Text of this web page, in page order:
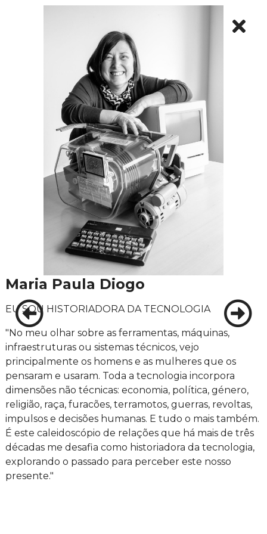
Maria Paula Diogo
EU SOU HISTORIADORA DA TECNOLOGIA
"No meu olhar sobre as ferramentas, máquinas,
infraestruturas ou sistemas técnicos, vejo
principalmente os homens e as mulheres que os
pensaram e usaram. Toda a tecnologia incorpora
dimensões não técnicas: economia, política, género,
religião, raça, furacões, terramotos, guerras, revoltas,
impulsos e decisões humanas. E tudo o mais também.
É este caleidoscópio de relações que há mais de três
décadas me desafia como historiadora da tecnologia,
explorando o passado para perceber este nosso
presente."